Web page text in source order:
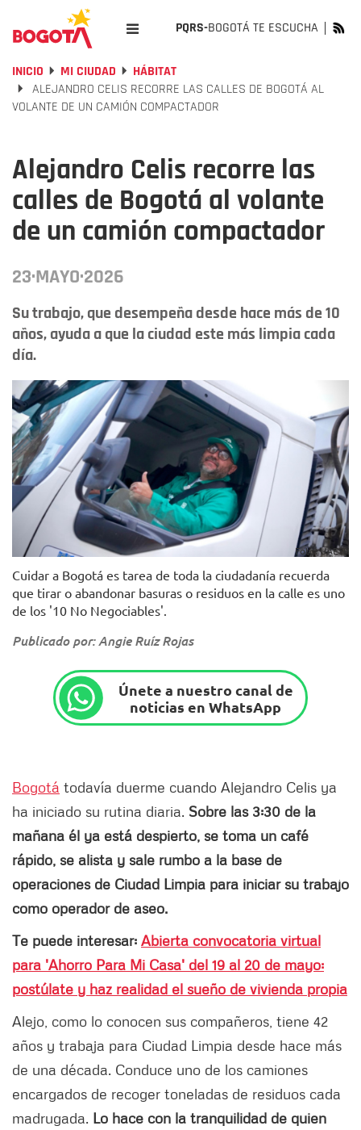
PQRS-BOGOTÁ TE ESCUCHA
INICIO MI CIUDAD
HÁBITAT
ALEJANDRO CELIS RECORRE LAS CALLES DE BOGOTÁ AL
VOLANTE DE UN CAMIÓN COMPACTADOR
Alejandro Celis recorre las
calles de Bogotá al volante
de un camión compactador
23·MAYO·2026
Su trabajo, que desempeña desde hace más de 10
años, ayuda a que la ciudad este más limpia cada
día.
Foto: UAESP
Cuidar a Bogotá es tarea de toda la ciudadanía recuerda
que tirar o abandonar basuras o residuos en la calle es uno
de los '10 No Negociables'.
Publicado por: Angie Ruíz Rojas
Únete a nuestro canal de
noticias en WhatsApp
Bogotá todavía duerme cuando Alejandro Celis ya
ha iniciado su rutina diaria. Sobre las 3:30 de la
mañana él ya está despierto, se toma un café
rápido, se alista y sale rumbo a la base de
operaciones de Ciudad Limpia para iniciar su trabajo
como operador de aseo.
Te puede interesar: Abierta convocatoria virtual
para 'Ahorro Para Mi Casa' del 19 al 20 de mayo:
postúlate y haz realidad el sueño de vivienda propia
Alejo, como lo conocen sus compañeros, tiene 42
años y trabaja para Ciudad Limpia desde hace más
de una década. Conduce uno de los camiones
encargados de recoger toneladas de residuos cada
madrugada. Lo hace con la tranquilidad de quien